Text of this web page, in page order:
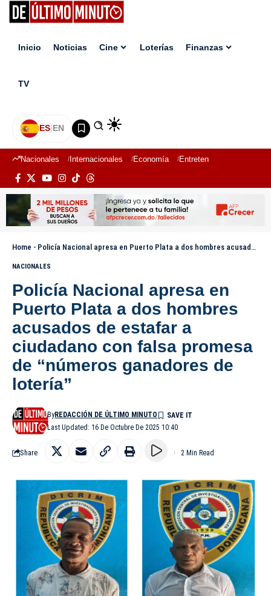
Inicio Noticias Cine Loterías Finanzas
TV
ES|EN
Nacionales Internacionales Economía Entretenimiento
Home - Policía Nacional apresa en Puerto Plata a dos hombres acusados de estafar a ciudadano con falsa promesa de “números ganadores de lotería”
NACIONALES
Policía Nacional apresa en
Puerto Plata a dos hombres
acusados de estafar a
ciudadano con falsa promesa
de “números ganadores de
lotería”
Last Updated: 16 De Octubre De 2025 10:40
ByREDACCIÓN DE ÚLTIMO MINUTO
Share 2 Min Read